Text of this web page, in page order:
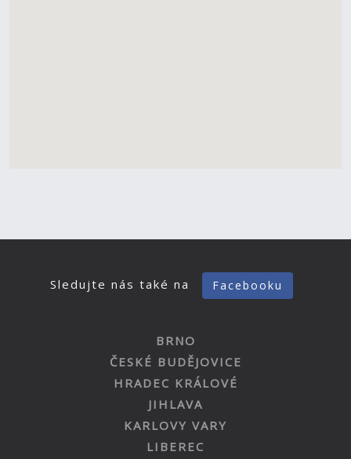
Sledujte nás také na Facebooku
BRNO
ČESKÉ BUDĚJOVICE
HRADEC KRÁLOVÉ
JIHLAVA
KARLOVY VARY
LIBEREC